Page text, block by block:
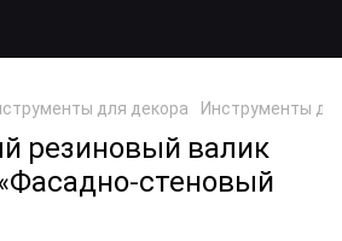
для декора Инструменты
резиновый валик
стеновый